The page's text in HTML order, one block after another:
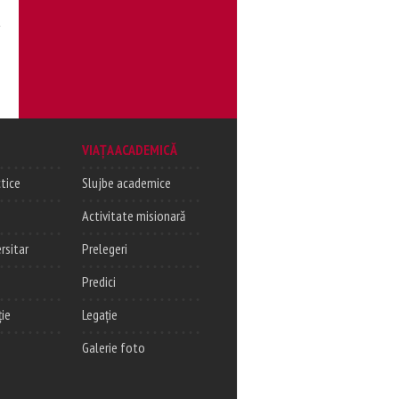
VIAȚA ACADEMICĂ
Slujbe academice
Activitate misionară
Prelegeri
Predici
Legație
Galerie foto